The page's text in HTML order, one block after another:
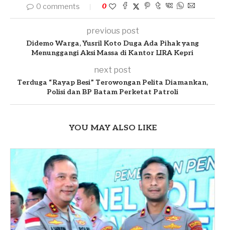
0 comments 0
previous post
Didemo Warga, Yusril Koto Duga Ada Pihak yang
Menunggangi Aksi Massa di Kantor LIRA Kepri
next post
Terduga “Rayap Besi” Terowongan Pelita Diamankan,
Polisi dan BP Batam Perketat Patroli
YOU MAY ALSO LIKE